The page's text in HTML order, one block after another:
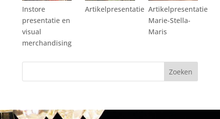
Instore
presentatie en
visual
merchandising
Artikelpresentatie Artikelpresentatie
Marie-Stella-
Maris